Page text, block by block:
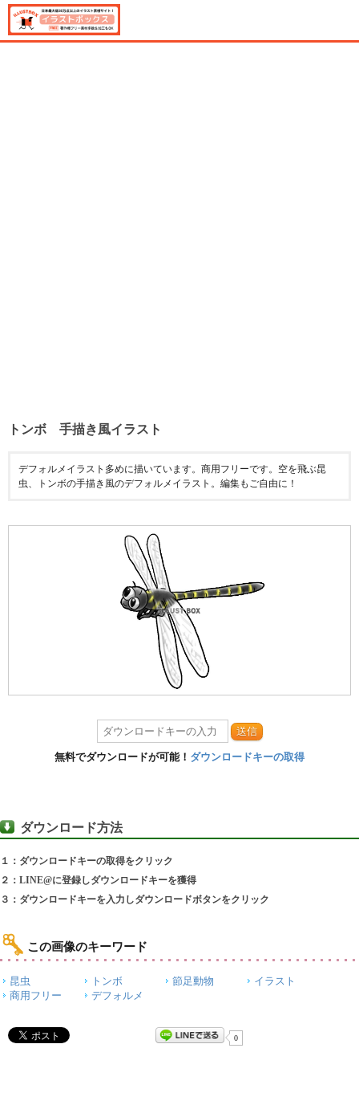
トンボ 手描き風イラスト
デフォルメイラスト多めに描いています。商用フリーです。空を飛ぶ昆
虫、トンボの手描き風のデフォルメイラスト。編集もご自由に！
送信
無料でダウンロードが可能！ ダウンロードキーの取得
ダウンロード方法
１：ダウンロードキーの取得をクリック
２：LINE@に登録しダウンロードキーを獲得
３：ダウンロードキーを入力しダウンロードボタンをクリック
この画像のキーワード
昆虫 トンボ 節足動物
イラスト
商用フリー
デフォルメ
0